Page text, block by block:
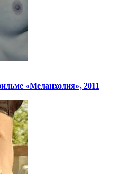
«Меланхолия», 2011